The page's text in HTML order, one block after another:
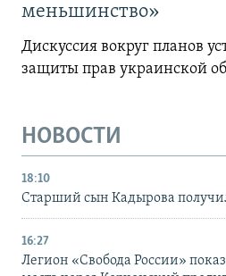
меньшинство»
Дискуссия вокруг планов
защиты прав украинской
НОВОСТИ
18:10
Старший сын Кадырова
16:27
Легион «Свобода России»